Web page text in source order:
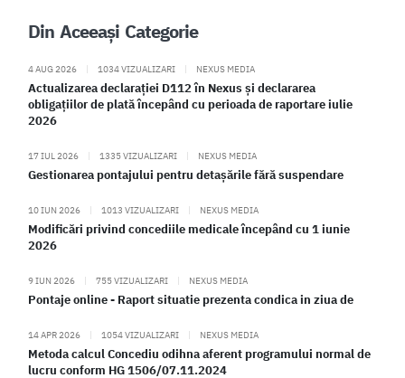
Din Aceeași Categorie
4 AUG 2026 | 1034 VIZUALIZARI | NEXUS MEDIA
Actualizarea declarației D112 în Nexus și declararea
obligațiilor de plată începând cu perioada de raportare iulie
2026
17 IUL 2026 | 1335 VIZUALIZARI | NEXUS MEDIA
Gestionarea pontajului pentru detașările fără suspendare
10 IUN 2026 | 1013 VIZUALIZARI | NEXUS MEDIA
Modificări privind concediile medicale începând cu 1 iunie
2026
9 IUN 2026 | 755 VIZUALIZARI | NEXUS MEDIA
Pontaje online - Raport situatie prezenta condica in ziua de
14 APR 2026 | 1054 VIZUALIZARI | NEXUS MEDIA
Metoda calcul Concediu odihna aferent programului normal de
lucru conform HG 1506/07.11.2024